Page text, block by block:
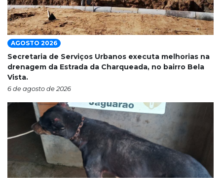
AGOSTO 2026
Secretaria de Serviços Urbanos executa melhorias na
drenagem da Estrada da Charqueada, no bairro Bela
Vista.
6 de agosto de 2026